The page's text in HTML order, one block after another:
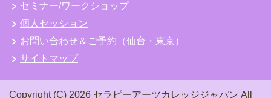
セミナー/ワークショップ
個人セッション
お問い合わせ＆ご予約（仙台・東京）
サイトマップ
Copyright (C) 2026 セラピーアーツカレッジジャパン All